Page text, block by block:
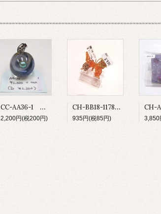
CC-AA36-1 宇宙玉ペンダントトップ
2,200円(税200円)
CH-BB18-1178 ゆびわ
935円(税85円) 3,850